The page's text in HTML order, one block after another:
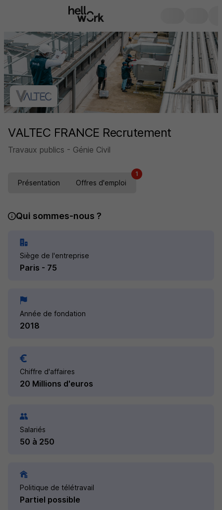
VALTEC FRANCE Recrutement
Travaux publics - Génie Civil
Présentation Offres d'emploi
1
Qui sommes-nous ?
Siège de l'entreprise
Paris - 75
Année de fondation
2018
Chiffre d'affaires
20 Millions d'euros
Salariés
50 à 250
Politique de télétravail
Partiel possible